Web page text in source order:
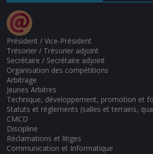
Président / Vice-Président
Trésorier / Trésorier adjoint
Secrétaire / Secrétaire adjoint
Organisation des compétitions
Arbitrage
Jeunes Arbitres
Technique, développement, promotion et
Statuts et réglements (salles et terrains,
CMCD
Discipline
Réclamations et litiges
Communication et Informatique